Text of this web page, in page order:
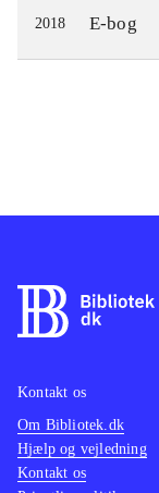
2018 E-bog
Kontakt os
Om Bibliotek.dk
Hjælp og vejledning
Kontakt os